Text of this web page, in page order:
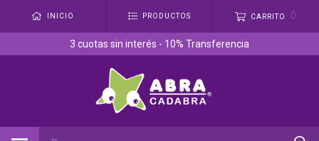
INICIO PRODUCTOS CARRITO 0
3 cuotas sin interés - 10% Transferencia